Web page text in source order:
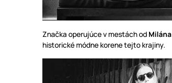
Značka operujúce v mestách od Milána
historické módne korene tejto krajiny.